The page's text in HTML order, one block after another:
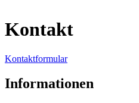
Kontakt
Kontaktformular
Informationen